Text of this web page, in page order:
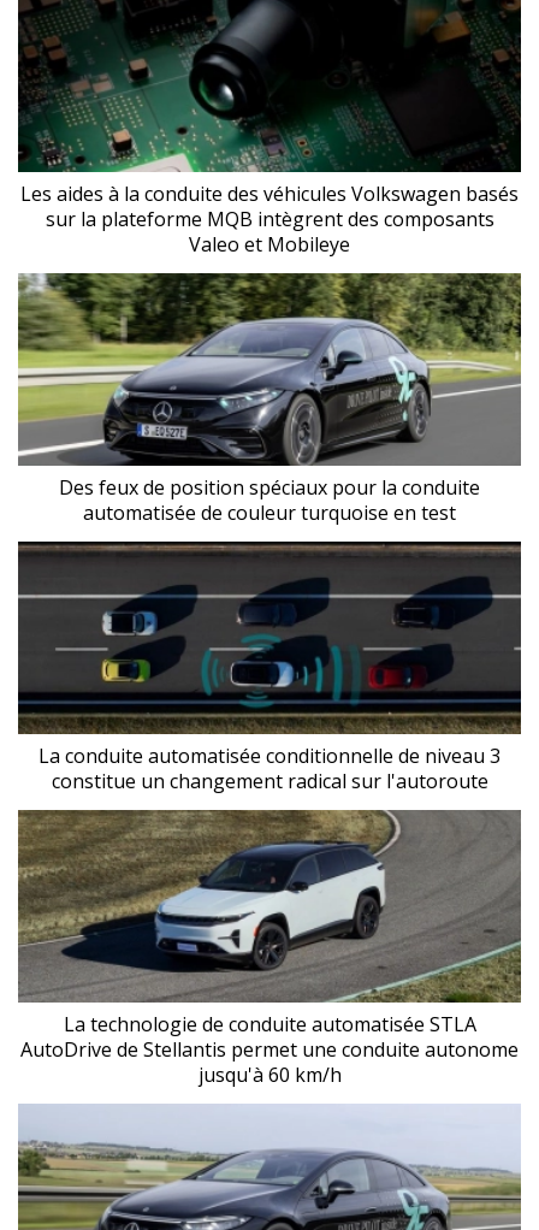
Les aides à la conduite des véhicules Volkswagen basés
sur la plateforme MQB intègrent des composants
Valeo et Mobileye
Des feux de position spéciaux pour la conduite
automatisée de couleur turquoise en test
La conduite automatisée conditionnelle de niveau 3
constitue un changement radical sur l'autoroute
La technologie de conduite automatisée STLA
AutoDrive de Stellantis permet une conduite autonome
jusqu'à 60 km/h